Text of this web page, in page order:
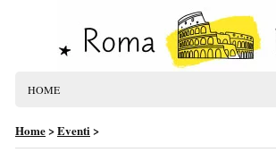
HOME
Home>Eventi>